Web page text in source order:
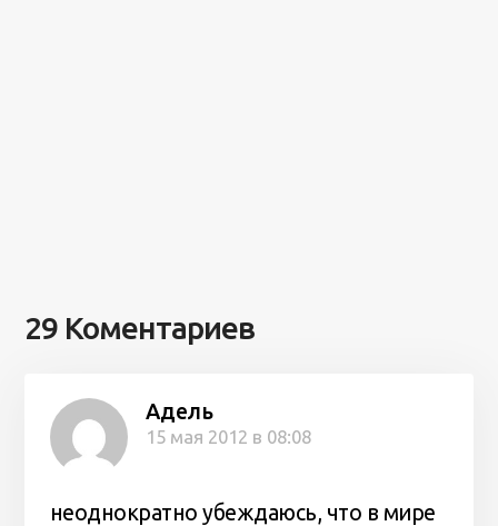
29 Коментариев
Адель
15 мая 2012 в 08:08
неоднократно убеждаюсь, что в мире